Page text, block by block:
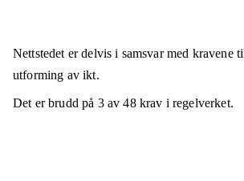
Nettstedet erdelvis i samsvarmed kravene
utforming av ikt.
Det er brudd på 3av48krav i regelverket.